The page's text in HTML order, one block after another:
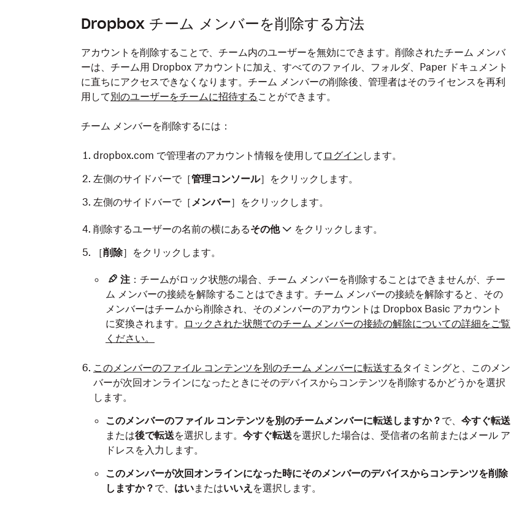
Dropbox チーム メンバーを削除する方法
アカウントを削除することで、チーム内のユーザーを無効にできます。削除されたチーム メンバ
ーは、チーム用 Dropbox アカウントに加え、すべてのファイル、フォルダ、Paper ドキュメント
に直ちにアクセスできなくなります。チーム メンバーの削除後、管理者はそのライセンスを再利
用して 別のユーザーをチームに招待する ことができます。
チーム メンバーを削除するには：
dropbox.com で管理者のアカウント情報を使用して ログイン します。
左側のサイドバーで［管理コンソール］をクリックします。
左側のサイドバーで［メンバー］をクリックします。
削除するユーザーの名前の横にあるその他
をクリックします。
［削除］をクリックします。
注 ：チームがロック状態の場合、チーム メンバーを削除することはできませんが、チー
ム メンバーの接続を解除することはできます。チーム メンバーの接続を解除すると、その
メンバーはチームから削除され、そのメンバーのアカウントは Dropbox Basic アカウント
に変換されます。
ロックされた状態でのチーム メンバーの接続の解除についての詳細をご覧
ください。
このメンバーのファイル コンテンツを別のチーム メンバーに転送する タイミングと、このメン
バーが次回オンラインになったときにそのデバイスからコンテンツを削除するかどうかを選択
します。
このメンバーのファイル コンテンツを別のチームメンバーに転送しますか？ で、 今すぐ転送
または後で転送を選択します。 今すぐ転送を選択した場合は、受信者の名前またはメール ア
ドレスを入力します。
このメンバーが次回オンラインになった時にそのメンバーのデバイスからコンテンツを削除
しますか？ で、 はいまたはいいえ を選択します。